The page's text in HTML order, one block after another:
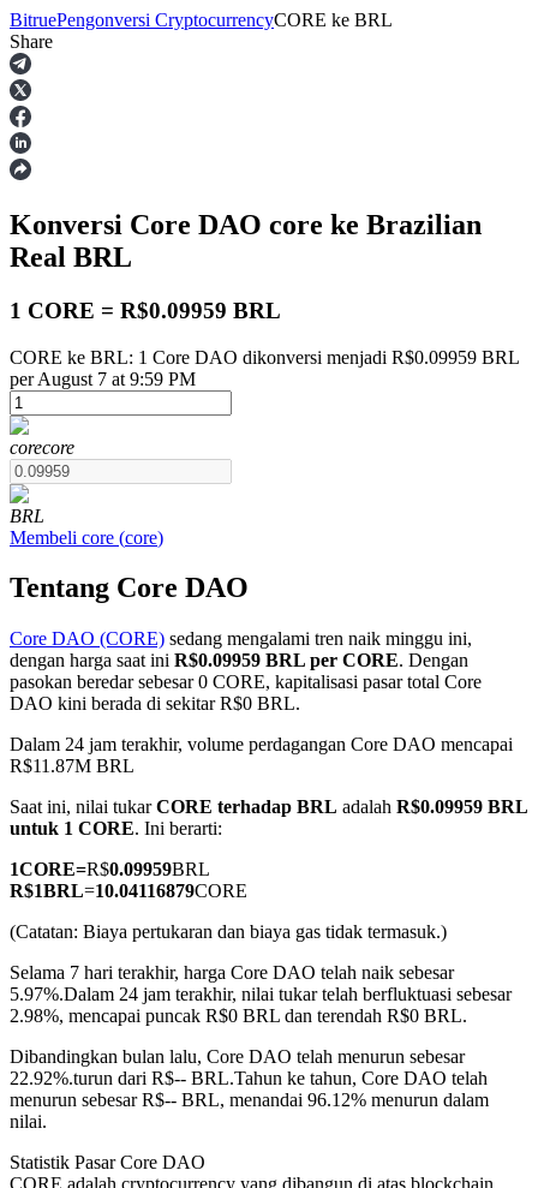
Berjangka
USDT Berjangka
COIN-M Berjangka
Mata Uang Kripto Berjangka
TradFi
Derivatif saham, forex, logam mulia, dan komoditas
USDC Berjangka
Kontrak berjangka menggunakan USDC sebagai jaminannya
BitruePengonversi CryptocurrencyCORE ke BRL
Share
Konversi Core DAO core ke Brazilian
Real BRL
1 CORE = R$0.09959 BRL
CORE ke BRL: 1 Core DAO dikonversi menjadi R$0.09959 BRL
per August 7 at 9:59 PM
corecore
BRL
Membeli core (core)
Tentang Core DAO
Core DAO (CORE) sedang mengalami tren naik minggu ini,
dengan harga saat ini R$0.09959 BRL per CORE. Dengan
pasokan beredar sebesar 0 CORE, kapitalisasi pasar total Core
DAO kini berada di sekitar R$0 BRL.
Dalam 24 jam terakhir, volume perdagangan Core DAO mencapai
R$11.87M BRL
Saat ini, nilai tukarCORE terhadap BRL adalah R$0.09959 BRL
untuk 1 CORE. Ini berarti:
1CORE=R$0.09959BRL
R$1BRL=10.04116879CORE
(Catatan: Biaya pertukaran dan biaya gas tidak termasuk.)
Selama 7 hari terakhir, harga Core DAO telah naik sebesar
5.97%.Dalam 24 jam terakhir, nilai tukar telah berfluktuasi sebesar
2.98%, mencapai puncak R$0 BRL dan terendah R$0 BRL.
Dibandingkan bulan lalu, Core DAO telah menurun sebesar
22.92%.turun dari R$-- BRL.Tahun ke tahun, Core DAO telah
menurun sebesar R$-- BRL, menandai 96.12% menurun dalam
nilai.
Statistik Pasar Core DAO